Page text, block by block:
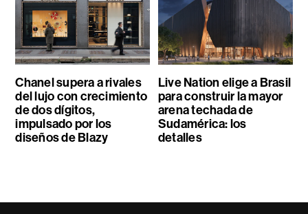
Chanel supera a rivales
del lujo con crecimiento
de dos dígitos,
impulsado por los
diseños de Blazy
Live Nation elige a Brasil
para construir la mayor
arena techada de
Sudamérica: los
detalles